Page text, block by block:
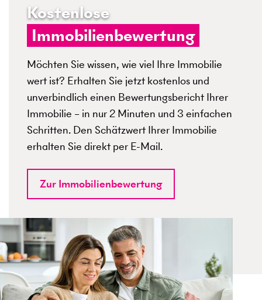
Kostenlose
Immobilienbewertung
Möchten Sie wissen, wie viel Ihre Immobilie
wert ist? Erhalten Sie jetzt kostenlos und
unverbindlich einen Bewertungsbericht Ihrer
Immobilie – in nur 2 Minuten und 3 einfachen
Schritten. Den Schätzwert Ihrer Immobilie
erhalten Sie direkt per E-Mail.
Zur Immobilienbewertung